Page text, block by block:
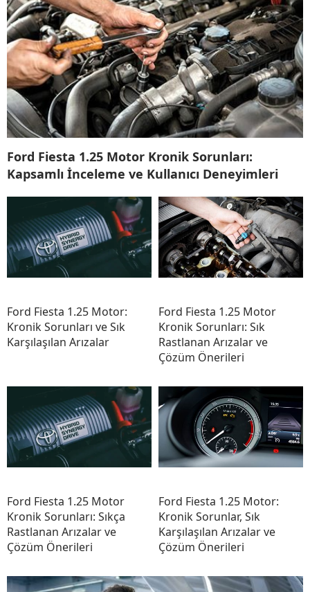
Ford Fiesta 1.25 Motor Kronik Sorunları:
Kapsamlı İnceleme ve Kullanıcı Deneyimleri
Ford Fiesta 1.25 Motor:
Kronik Sorunları ve Sık
Karşılaşılan Arızalar
Ford Fiesta 1.25 Motor
Kronik Sorunları: Sık
Rastlanan Arızalar ve
Çözüm Önerileri
Ford Fiesta 1.25 Motor
Kronik Sorunları: Sıkça
Rastlanan Arızalar ve
Çözüm Önerileri
Ford Fiesta 1.25 Motor:
Kronik Sorunlar, Sık
Karşılaşılan Arızalar ve
Çözüm Önerileri